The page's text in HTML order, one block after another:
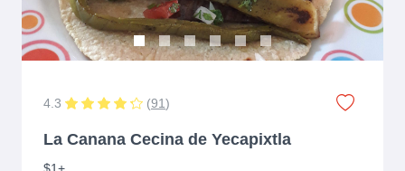
4.3 (91)
La Canana Cecina de Yecapixtla